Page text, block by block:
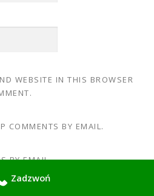
WEBSITE IN THIS BROWSER
COMMENTS BY EMAIL.
BY EMAIL.
Zadzwoń